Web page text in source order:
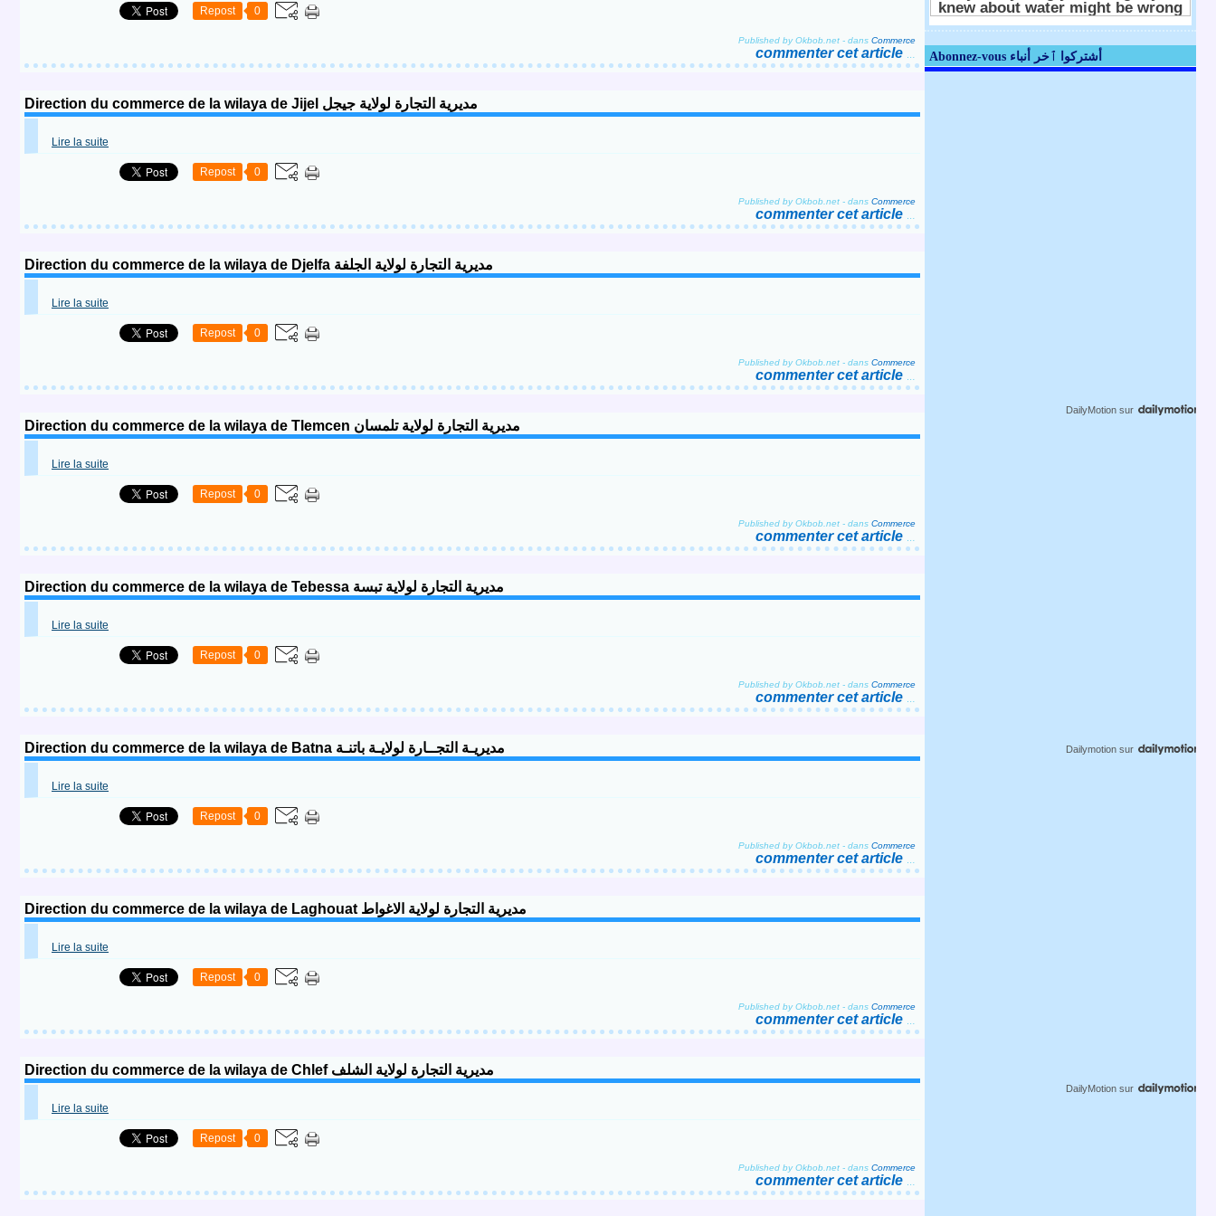
Repost 0
Published by Okbob.net - dans Commerce
commenter cet article
Direction du commerce de la wilaya de Jijel مديرية التجارة لولاية جيجل
Lire la suite
Repost 0
Published by Okbob.net - dans Commerce
commenter cet article
Direction du commerce de la wilaya de Djelfa مديرية التجارة لولاية الجلفة
Lire la suite
Repost 0
Published by Okbob.net - dans Commerce
commenter cet article
Direction du commerce de la wilaya de Tlemcen مديرية التجارة لولاية تلمسان
Lire la suite
Repost 0
Published by Okbob.net - dans Commerce
commenter cet article
Direction du commerce de la wilaya de Tebessa مديرية التجارة لولاية تبسة
Lire la suite
Repost 0
Published by Okbob.net - dans Commerce
commenter cet article
Direction du commerce de la wilaya de Batna مديريـة التجــارة لولايـة باتنـة
Lire la suite
Repost 0
Published by Okbob.net - dans Commerce
commenter cet article
Direction du commerce de la wilaya de Laghouat مديرية التجارة لولاية الاغواط
Lire la suite
Repost 0
Published by Okbob.net - dans Commerce
commenter cet article
Direction du commerce de la wilaya de Chlef مديرية التجارة لولاية الشلف
Lire la suite
Repost 0
Published by Okbob.net - dans Commerce
commenter cet article
Abonnez-vous أشتركوا ٱخر أنباء
DailyMotion sur
Dailymotion sur
DailyMotion sur